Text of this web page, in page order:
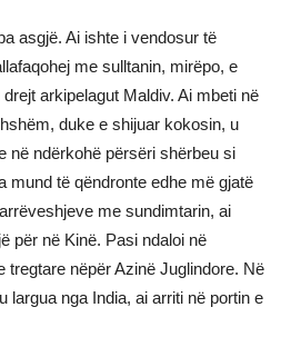
asgjë. Ai ishte i vendosur të
me sulltanin, mirëpo, e
arkipelagut Maldiv. Ai mbeti në
duke e shijuar kokosin, u
në ndërkohë përsëri shërbeu si
mund të qëndronte edhe më gjatë
me sundimtarin, ai
për në Kinë. Pasi ndaloi në
tregtare nëpër Azinë Juglindore. Në
largua nga India, ai arriti në portin e